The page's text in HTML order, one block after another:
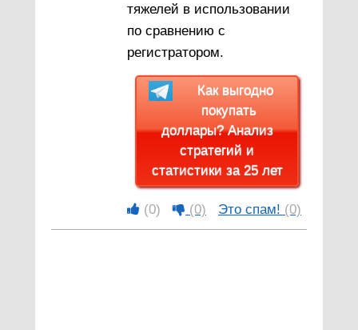
тяжелей в использовании
по сравнению с
регистратором.
Как выгодно
покупать
доллары? Анализ
стратегий и
статистики за 25 лет
(0) (0) Это спам! (0)